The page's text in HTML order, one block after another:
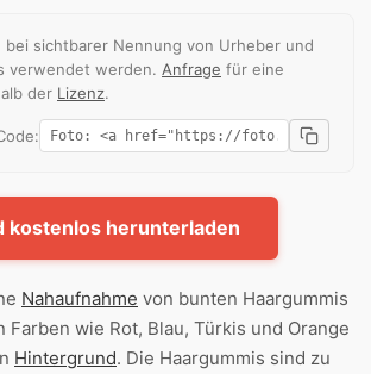
bei sichtbarer Nennung von Urheber und
verwendet werden. Anfrage für eine
der Lizenz.
kostenlos herunterladen
Nahaufnahme von bunten Haargummis
Farben wie Rot, Blau, Türkis und Orange
Hintergrund. Die Haargummis sind zu